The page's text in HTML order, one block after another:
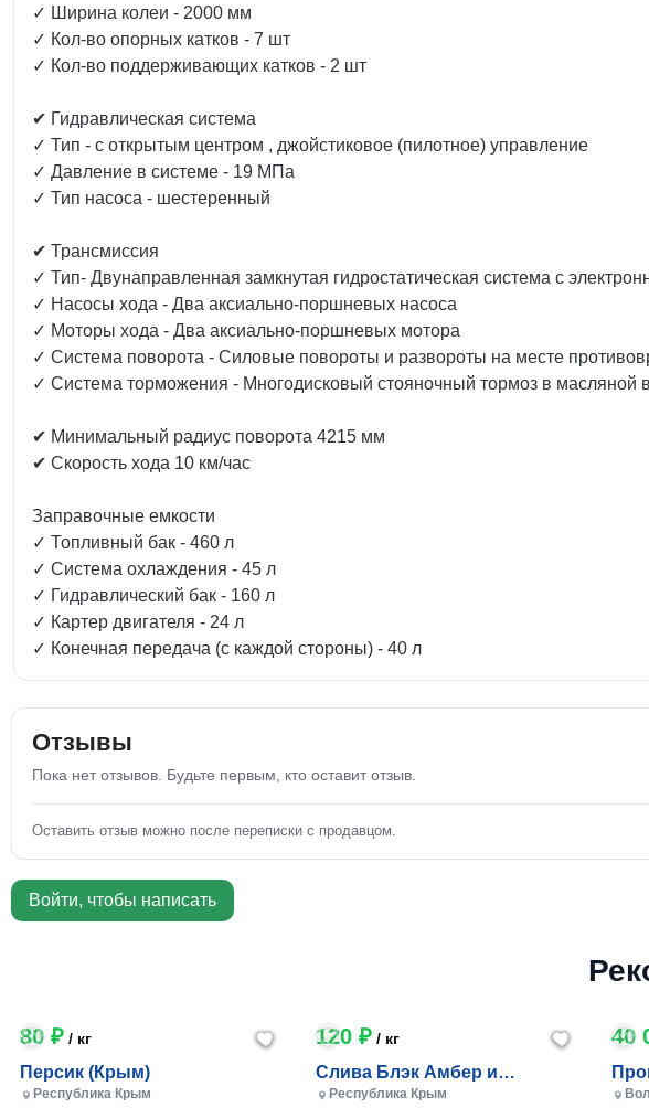
✓ Ширина колеи - 2000 мм
✓ Кол-во опорных катков - 7 шт
✓ Кол-во поддерживающих катков - 2 шт
✔ Гидравлическая система
✓ Тип - с открытым центром , джойстиковое (пилотное) управление
✓ Давление в системе - 19 МПа
✓ Тип насоса - шестеренный
✔ Трансмиссия
✓ Тип- Двунаправленная замкнутая гидростатическая система с
✓ Насосы хода - Два аксиально-поршневых насоса
✓ Моторы хода - Два аксиально-поршневых мотора
✓ Система поворота - Силовые повороты и развороты на месте
✓ Система торможения - Многодисковый стояночный тормоз в масляной
✔ Минимальный радиус поворота 4215 мм
✔ Скорость хода 10 км/час
Заправочные емкости
✓ Топливный бак - 460 л
✓ Система охлаждения - 45 л
✓ Гидравлический бак - 160 л
✓ Картер двигателя - 24 л
✓ Конечная передача (с каждой стороны) - 40 л
Отзывы
Пока нет отзывов. Будьте первым, кто оставит отзыв.
Оставить отзыв можно после переписки с продавцом.
Войти, чтобы написать
80 ₽ / кг
Персик (Крым)
Республика Крым
120 ₽/ кг
Слива Блэк Амбер и
Фортуна (Крым)
Республика Крым
40